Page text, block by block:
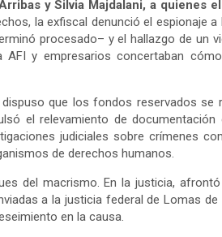
y Silvia Majdalani, a quienes
la exfiscal denunció el espionaje
procesado– y el hallazgo de un
AFI y empresarios concertaban
que los fondos reservados se
el relevamiento de
judiciales sobre crímenes
de derechos humanos.
del macrismo. En la justicia,
a la justicia federal de Lomas
en la causa.